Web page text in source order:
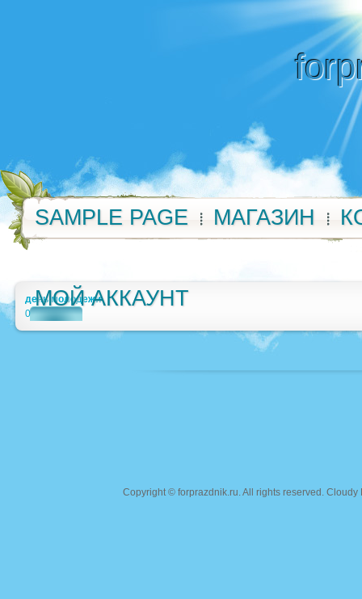
SAMPLE PAGE МАГАЗИН
МОЙ АККАУНТ
день молодежи
0
Copyright © forprazdnik.ru. All rights reserved.